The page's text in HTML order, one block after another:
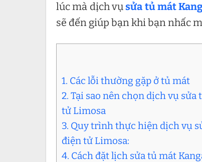
lúc mà dịch vụsửa tủ mát
sẽ đến giúp bạn khi bạn nhấc
1. Các lỗi thường gặp ở tủ mát
2. Tại sao nên chọn dịch vụ
tử Limosa
3. Quy trình thực hiện dịch vụ
điện tử Limosa:
4. Cách đặt lịch sửa tủ mát